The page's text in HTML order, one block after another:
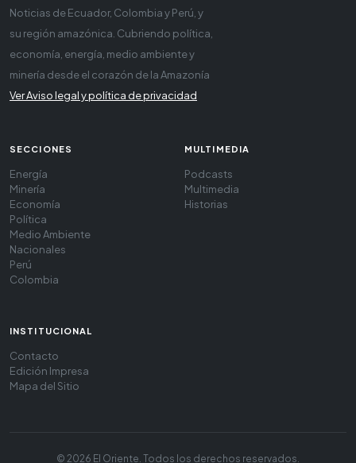
Noticias de Ecuador, Colombia y Perú, y
su región amazónica. Cubriendo política,
economía, energía, medio ambiente y
minería desde el corazón de la Amazonía
Ver Aviso legal y política de privacidad
SECCIONES
Energía
Minería
Economía
Política
Medio Ambiente
Nacionales
Perú
Colombia
MULTIMEDIA
Podcasts
Multimedia
Historias
INSTITUCIONAL
Contacto
Edición Impresa
Mapa del Sitio
© 2026 El Oriente. Todos los derechos reservados.